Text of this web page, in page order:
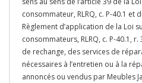
consommateur, RLRQ, c. P-40.1 et
Règlement d’application de la Loi
consommateurs, RLRQ, c. P-40.1,
de rechange, des services de
nécessaires à l’entretien ou à la
annoncés ou vendus par Meubles